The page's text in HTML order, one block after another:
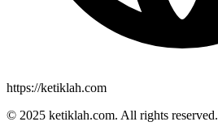
https://ketiklah.com
© 2025 ketiklah.com. All rights reserved.